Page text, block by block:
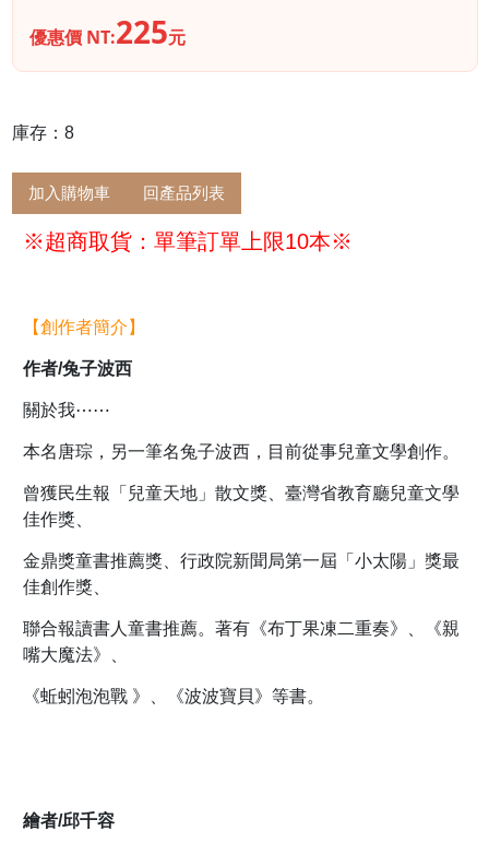
優惠價 NT:225元
庫存：8
加入購物車 回產品列表
※超商取貨：單筆訂單上限10本※
【創作者簡介】
作者/兔子波西
關於我⋯⋯
本名唐琮，另一筆名兔子波西，目前從事兒童文學創作。
曾獲民生報「兒童天地」散文獎、臺灣省教育廳兒童文學
佳作獎、
金鼎獎童書推薦獎、行政院新聞局第一屆「小太陽」獎最
佳創作獎、
聯合報讀書人童書推薦。著有《布丁果凍二重奏》、《親
嘴大魔法》、
《蚯蚓泡泡戰 》、《波波寶貝》等書。
繪者/邱千容